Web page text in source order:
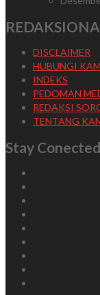
DISCLAIMER
HUBUNGI
INDEKS
PEDOMAN
REDAKSI
TENTANG
Stay Conected